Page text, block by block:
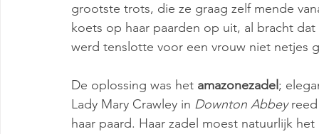
grootste trots, die ze graag zelf mende
koets op haar paarden op uit, al bracht
werd tenslotte voor een vrouw niet netjes
De oplossing was het amazonezadel ;
Lady Mary Crawley in Downton Abbey reed
haar paard. Haar zadel moest natuurlijk